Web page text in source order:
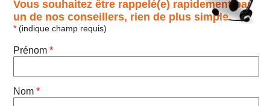
Vous souhaitez être rappelé(e) rapidement par
un de nos conseillers, rien de plus simple.
* (indique champ requis)
Prénom*
Nom*